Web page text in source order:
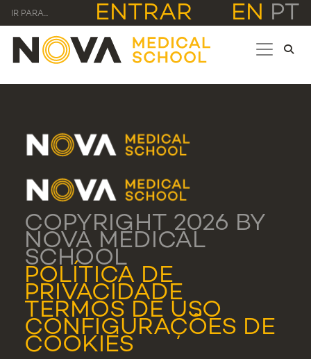
IR PARA... ENTRAR EN PT
COPYRIGHT 2026 BY
NOVA MEDICAL
SCHOOL
POLÍTICA DE
PRIVACIDADE
TERMOS DE USO
CONFIGURAÇÕES DE
COOKIES